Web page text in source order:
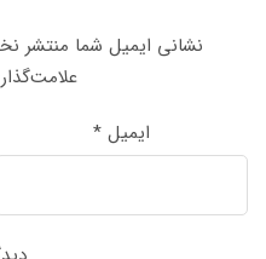
نشانی ایمیل شما منتشر
ایمیل *